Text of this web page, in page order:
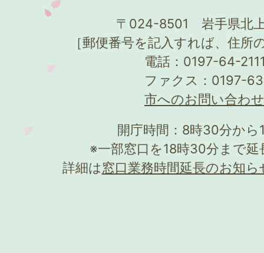
〒024-8501 岩手県北
［郵便番号を記入すれば、住所
電話：0197-64-
ファクス：0197-
市へのお問い合わ
開庁時間：8時30分か
※一部窓口を18時30分まで
詳細は窓口業務時間延長のお知ら